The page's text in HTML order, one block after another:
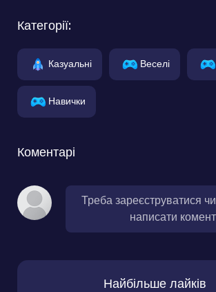
Категорії:
Казуальні Веселі
Навички
Коментарі
Треба зареєструватися
написати
Найбільше лайків